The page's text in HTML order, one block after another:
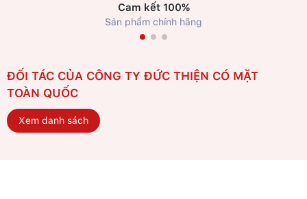
Cam kết 100%
Sản phẩm chính hãng
ĐỐI TÁC CỦA CÔNG TY ĐỨC THIỆN CÓ MẶT
TOÀN QUỐC
Xem danh sách